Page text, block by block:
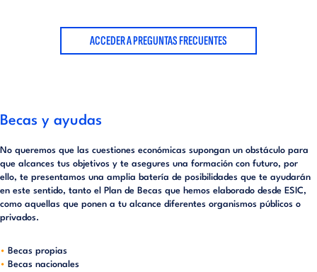
ACCEDER A PREGUNTAS FRECUENTES
Becas y ayudas
No queremos que las cuestiones económicas supongan un obstáculo para
que alcances tus objetivos y te asegures una formación con futuro, por
ello, te presentamos una amplia batería de posibilidades que te ayudarán
en este sentido, tanto el
Plan de Becas que hemos elaborado desde ESIC,
como aquellas que ponen a tu alcance diferentes organismos públicos o
privados.
Becas propias
Becas nacionales